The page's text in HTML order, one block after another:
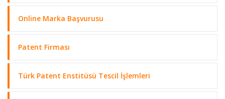
Online Marka Başvurusu
Patent Firması
Türk Patent Enstitüsü Tescil İşlemleri